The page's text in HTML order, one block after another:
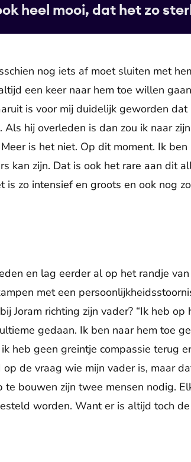
heel mooi, dat het zo
nog iets af moet sluiten met
een keer naar hem toe willen
is voor mij duidelijk geworden
hij overleden is dan zou ik naar
is het niet. Op dit moment. Ik
kan zijn. Dat is ook het rare aan dit
zo intensief en groots en ook nog
en lag eerder al op het randje
met een
Joram richting zijn vader? “Ik heb
gedaan. Ik ben naar hem toe
heb geen greintje compassie terug
de vraag wie mijn vader is, maar
bouwen zijn twee mensen nodig.
worden. Want er is altijd toch